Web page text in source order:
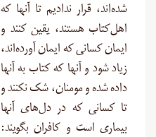
شده‌اند، قرار ندادیم تا آنها که
اهل‌کتاب هستند، یقین کنند و
ایمان کسانی که ایمان آورده‌اند،
زیاد شود و آنها که کتاب به آنها
داده شده و مومنان، شک نکنند و
تا کسانی که در دل‌های آنها
بیماری است و کافران بگویند: